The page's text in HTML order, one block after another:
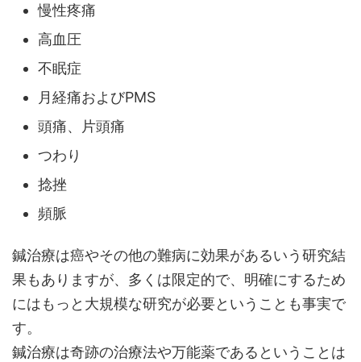
慢性疼痛
高血圧
不眠症
月経痛およびPMS
頭痛、片頭痛
つわり
捻挫
頻脈
鍼治療は癌やその他の難病に効果があるいう研究結
果もありますが、多くは限定的で、明確にするため
にはもっと大規模な研究が必要ということも事実で
す。
鍼治療は奇跡の治療法や万能薬であるということは